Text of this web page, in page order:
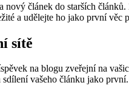
článek do starších
a udělejte ho jako první věc
sítě
na blogu zveřejní na
vašeho článku jako první.